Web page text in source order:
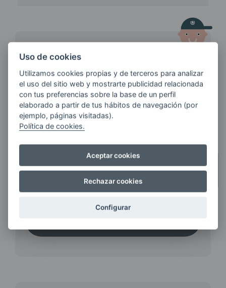
HAZ TU PEDIDO DE
GASOIL CALEFACCIÓN
CÓDIGO POSTAL / MUNICIPIO
CUANTOS MÁS LITROS
PIDAS,
Uso de cookies
Utilizamos cookies propias y de terceros para analizar
el uso del sitio web y mostrarte publicidad relacionada
con tus preferencias sobre la base de un perfil
elaborado a partir de tus hábitos de navegación (por
ejemplo, páginas visitadas).
Política de cookies.
Aceptar cookies
Rechazar cookies
Configurar